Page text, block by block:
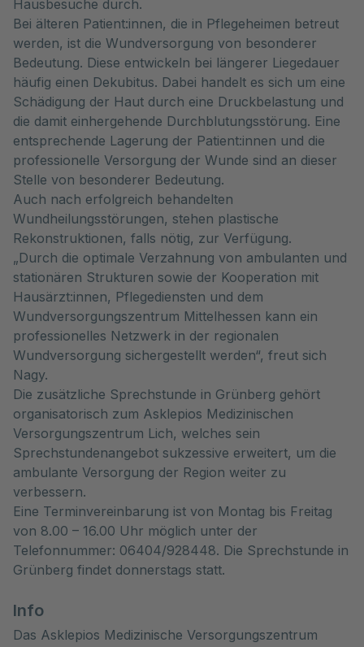
Hausbesuche durch.
Bei älteren Patient:innen, die in Pflegeheimen betreut
werden, ist die Wundversorgung von besonderer
Bedeutung. Diese entwickeln bei längerer Liegedauer
häufig einen Dekubitus. Dabei handelt es sich um eine
Schädigung der Haut durch eine Druckbelastung und
die damit einhergehende Durchblutungsstörung. Eine
entsprechende Lagerung der Patient:innen und die
professionelle Versorgung der Wunde sind an dieser
Stelle von besonderer Bedeutung.
Auch nach erfolgreich behandelten
Wundheilungsstörungen, stehen plastische
Rekonstruktionen, falls nötig, zur Verfügung.
„Durch die optimale Verzahnung von ambulanten und
stationären Strukturen sowie der Kooperation mit
Hausärzt:innen, Pflegediensten und dem
Wundversorgungszentrum Mittelhessen kann ein
professionelles Netzwerk in der regionalen
Wundversorgung sichergestellt werden“, freut sich
Nagy.
Die zusätzliche Sprechstunde in Grünberg gehört
organisatorisch zum Asklepios Medizinischen
Versorgungszentrum Lich, welches sein
Sprechstundenangebot sukzessive erweitert, um die
ambulante Versorgung der Region weiter zu
verbessern.
Eine Terminvereinbarung ist von Montag bis Freitag
von 8.00 – 16.00 Uhr möglich unter der
Telefonnummer: 06404/928448. Die Sprechstunde in
Grünberg findet donnerstags statt.
Info
Das Asklepios Medizinische Versorgungszentrum